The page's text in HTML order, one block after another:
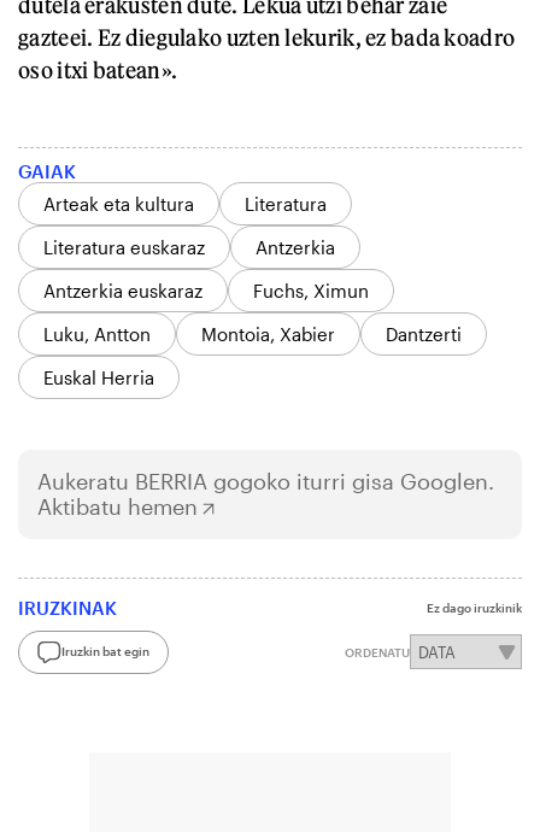
gazteei. Ez diegulako uzten lekurik, ez bada koadro
oso itxi batean».
GAIAK
Arteak eta kultura
Literatura
Literatura euskaraz
Antzerkia
Antzerkia euskaraz
Fuchs, Ximun
Luku, Antton
Montoia, Xabier
Dantzerti
Euskal Herria
Aukeratu BERRIA gogoko iturri gisa Googlen.
Aktibatu hemen
IRUZKINAK Ez dago iruzkinik
Iruzkin bat egin ORDENATU